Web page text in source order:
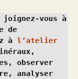
vous à
à l’atelier
observer
analyser